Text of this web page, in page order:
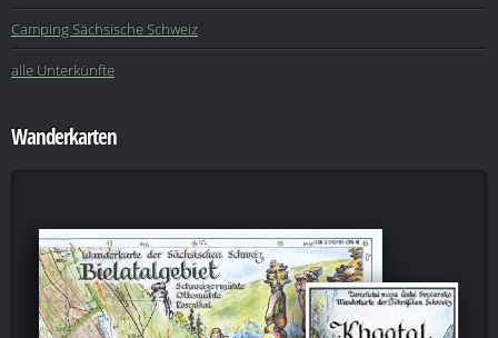
Camping Sächsische Schweiz
alle Unterkünfte
Wanderkarten